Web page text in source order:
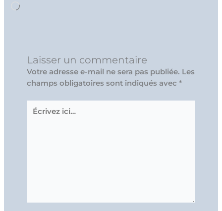
Chargement…
Laisser un commentaire
Votre adresse e-mail ne sera pas publiée. Les
champs obligatoires sont indiqués avec *
Écrivez
ici…